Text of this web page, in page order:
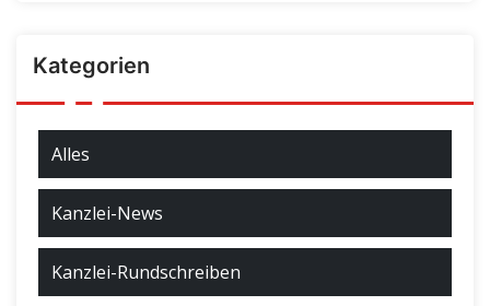
Kategorien
Alles
Kanzlei-News
Kanzlei-Rundschreiben